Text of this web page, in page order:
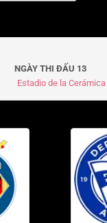
NGÀY THI ĐẤU 13
Estadio de la Cerámica